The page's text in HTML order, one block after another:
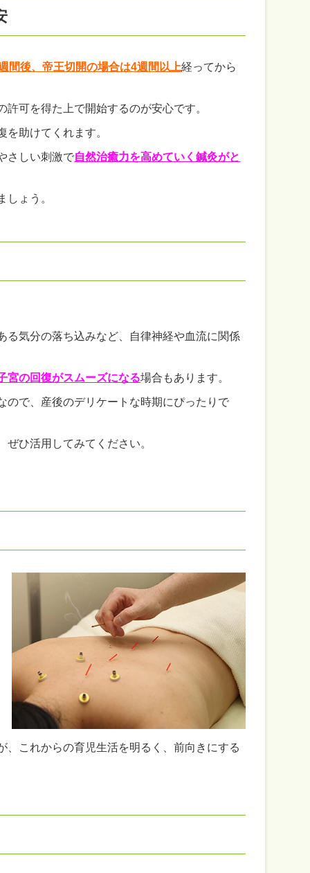
間後、帝王切開の場合は4週間以上経ってから
可を得た上で開始するのが安心です。
助けてくれます。
さしい刺激で自然治癒力を高めていく鍼灸がと
ょう。
る気分の落ち込みなど、自律神経や血流に関係
宮の回復がスムーズになる場合もあります。
ので、産後のデリケートな時期にぴったりで
ひ活用してみてください。
これからの育児生活を明るく、前向きにする